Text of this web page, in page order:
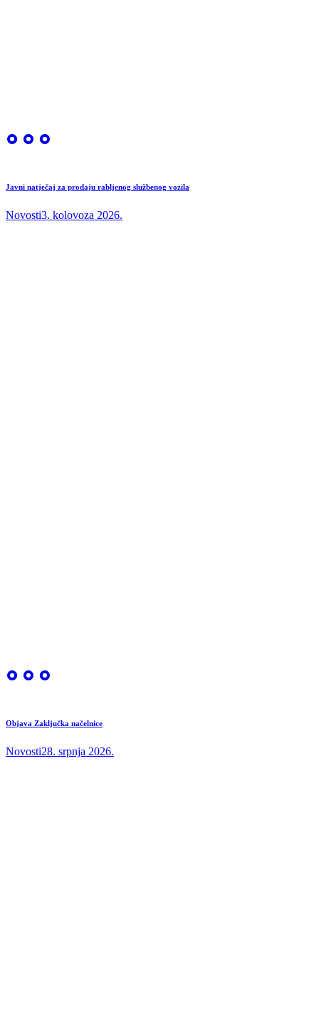
Javni natječaj za prodaju rabljenog službenog vozila
Novosti3. kolovoza 2026.
Objava Zaključka načelnice
Novosti28. srpnja 2026.